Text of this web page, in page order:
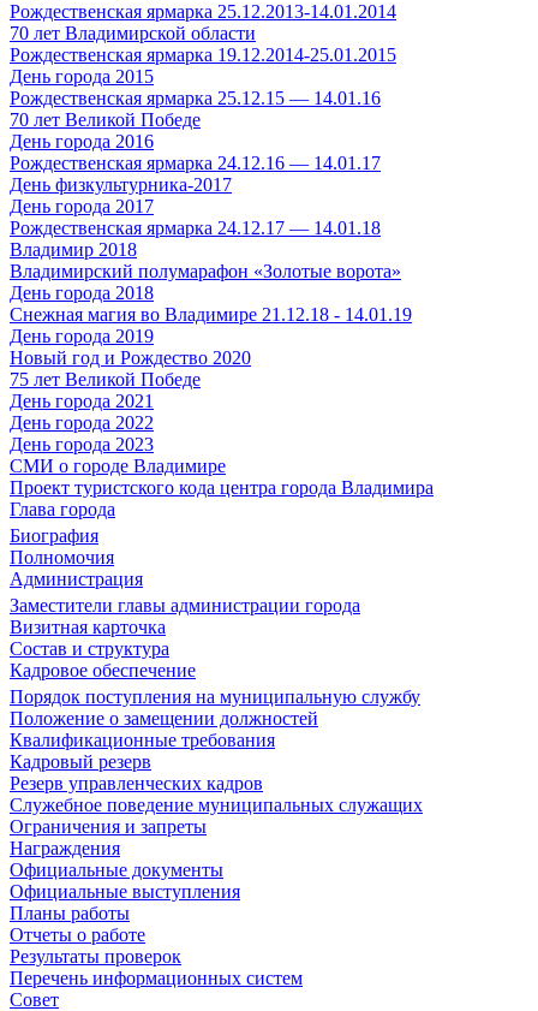
Рождественская ярмарка 25.12.2013-14.01.2014
70 лет Владимирской области
Рождественская ярмарка 19.12.2014-25.01.2015
День города 2015
Рождественская ярмарка 25.12.15 — 14.01.16
70 лет Великой Победе
День города 2016
Рождественская ярмарка 24.12.16 — 14.01.17
День физкультурника-2017
День города 2017
Рождественская ярмарка 24.12.17 — 14.01.18
Владимир 2018
Владимирский полумарафон «Золотые ворота»
День города 2018
Снежная магия во Владимире 21.12.18 - 14.01.19
День города 2019
Новый год и Рождество 2020
75 лет Великой Победе
День города 2021
День города 2022
День города 2023
СМИ о городе Владимире
Проект туристского кода центра города Владимира
Глава города
Биография
Полномочия
Администрация
Заместители главы администрации города
Визитная карточка
Состав и структура
Кадровое обеспечение
Порядок поступления на муниципальную службу
Положение о замещении должностей
Квалификационные требования
Кадровый резерв
Резерв управленческих кадров
Служебное поведение муниципальных служащих
Ограничения и запреты
Награждения
Официальные документы
Официальные выступления
Планы работы
Отчеты о работе
Результаты проверок
Перечень информационных систем
Совет